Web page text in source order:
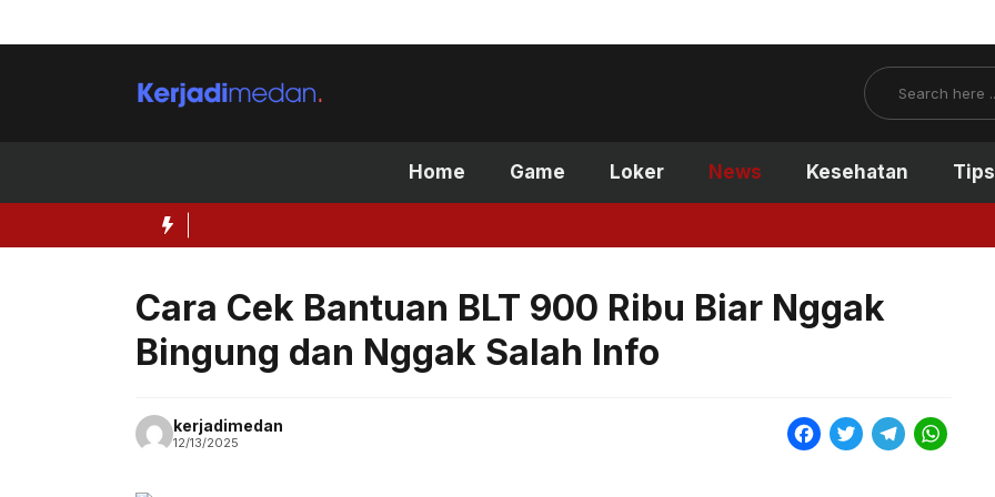
to
Search
Home Game Loker News Kesehatan Tips
Cara Cek Bantuan BLT 900 Ribu Biar Nggak
Bingung dan Nggak Salah Info
kerjadimedan
12/13/2025
F
T
T
W